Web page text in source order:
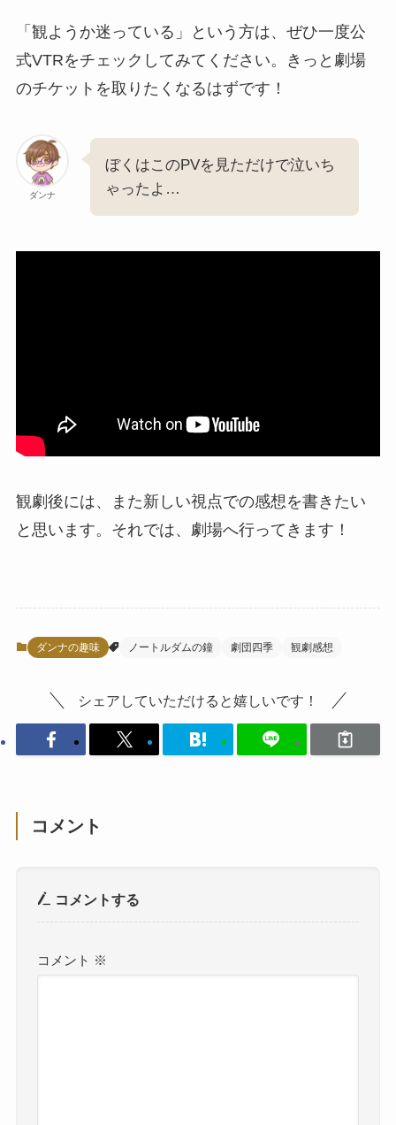
「観ようか迷っている」という方は、ぜひ一度公
式VTRをチェックしてみてください。きっと劇場
のチケットを取りたくなるはずです！
ダンナ
ぼくはこのPVを見ただけで泣いち
ゃったよ…
観劇後には、また新しい視点での感想を書きたい
と思います。それでは、劇場へ行ってきます！
ダンナの趣味 ノートルダムの鐘 劇団四季 観劇感想
シェアしていただけると嬉しいです！
コメント
コメントする
コメント ※